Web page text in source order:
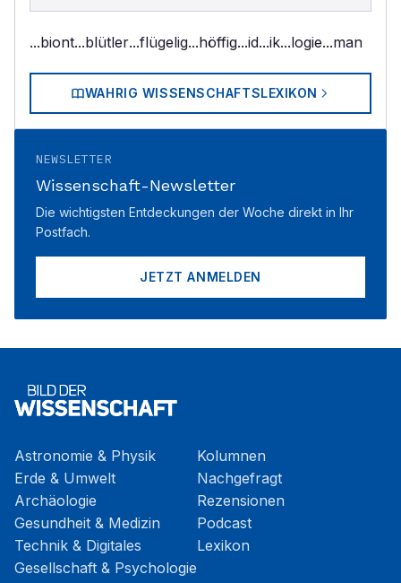
...biont...blütler...flügelig...höffig...id...ik...logie...man
WAHRIG WISSENSCHAFTSLEXIKON
NEWSLETTER
Wissenschaft-Newsletter
Die wichtigsten Entdeckungen der Woche direkt in Ihr
Postfach.
JETZT ANMELDEN
Astronomie & Physik
Erde & Umwelt
Archäologie
Gesundheit & Medizin
Technik & Digitales
Gesellschaft & Psychologie
Kolumnen
Nachgefragt
Rezensionen
Podcast
Lexikon